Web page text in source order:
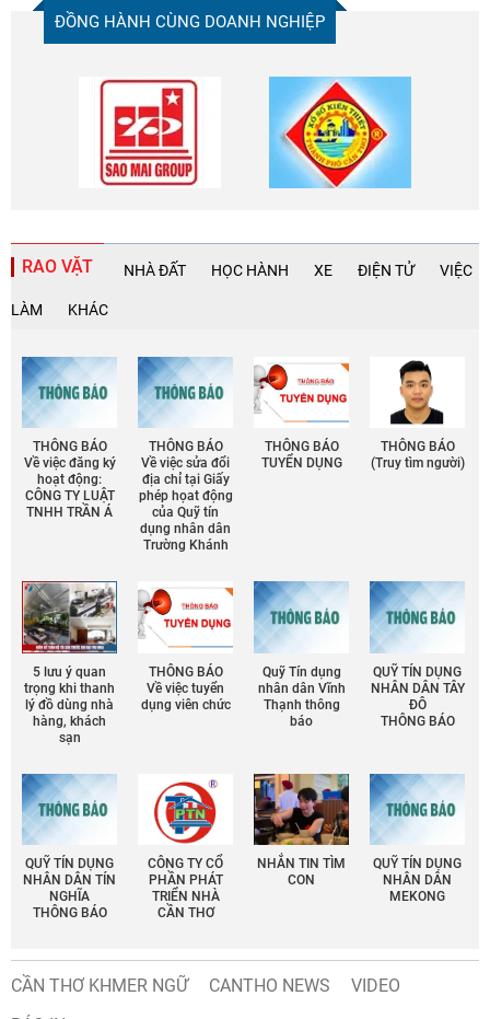
ĐỒNG HÀNH CÙNG DOANH NGHIỆP
RAO VẶT NHÀ ĐẤT HỌC HÀNH XE ĐIỆN TỬ VIỆC
LÀM KHÁC
THÔNG BÁO
Về việc đăng ký
hoạt động:
CÔNG TY LUẬT
TNHH TRẦN Á
THÔNG BÁO
Về việc sửa đổi
địa chỉ tại Giấy
phép họat động
của Quỹ tín
dụng nhân dân
Trường Khánh
THÔNG BÁO
TUYỂN DỤNG
THÔNG BÁO
(Truy tìm người)
5 lưu ý quan
trọng khi thanh
lý đồ dùng nhà
hàng, khách
sạn
THÔNG BÁO
Về việc tuyển
dụng viên chức
Quỹ Tín dụng
nhân dân Vĩnh
Thạnh thông
báo
QUỸ TÍN DỤNG
NHÂN DÂN TÂY
ĐÔ
THÔNG BÁO
QUỸ TÍN DỤNG
NHÂN DÂN TÍN
NGHĨA
THÔNG BÁO
CÔNG TY CỔ
PHẦN PHÁT
TRIỂN NHÀ
CẦN THƠ
NHẮN TIN TÌM
CON
QUỸ TÍN DỤNG
NHÂN DÂN
MEKONG
CẦN THƠ KHMER NGỮ CANTHO NEWS
VIDEO